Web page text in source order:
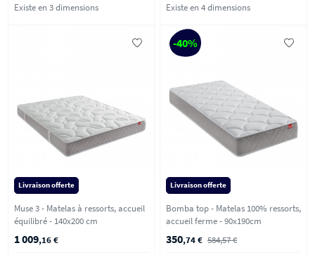
Existe en 3 dimensions
Existe en 4 dimensions
Livraison offerte
Muse 3 - Matelas à ressorts, accueil
équilibré - 140x200 cm
1 009,16 €
-40%
Livraison offerte
Bomba top - Matelas 100% ressorts,
accueil ferme - 90x190cm
350,74 € 584,57 €